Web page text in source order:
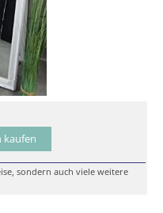
kaufen
sondern auch viele weitere